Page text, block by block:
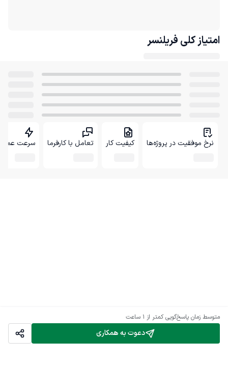
دعوت به همکاری
متوسط زمان پاسخ‌گویی کمتر از 1 ساعت
امتیاز کلی فریلنسر
نرخ موفقیت در پروژه‌ها کیفیت کار تعامل با کارفرما سرعت عمل